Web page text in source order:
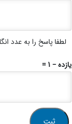
لطفا پاسخ را به عدد
یازده − 1 =